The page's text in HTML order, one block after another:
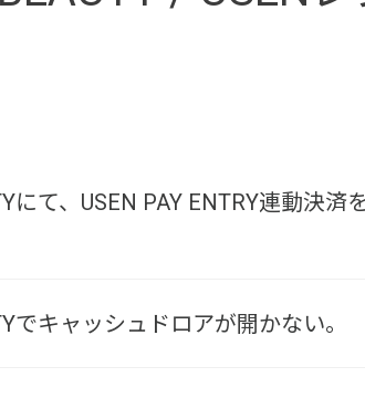
にて、USEN PAY ENTRY連動決
でキャッシュドロアが開かない。